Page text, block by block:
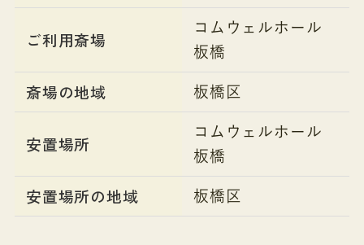
ご利用斎場
コムウェルホール
板橋
斎場の地域 板橋区
安置場所
コムウェルホール
板橋
安置場所の地域 板橋区